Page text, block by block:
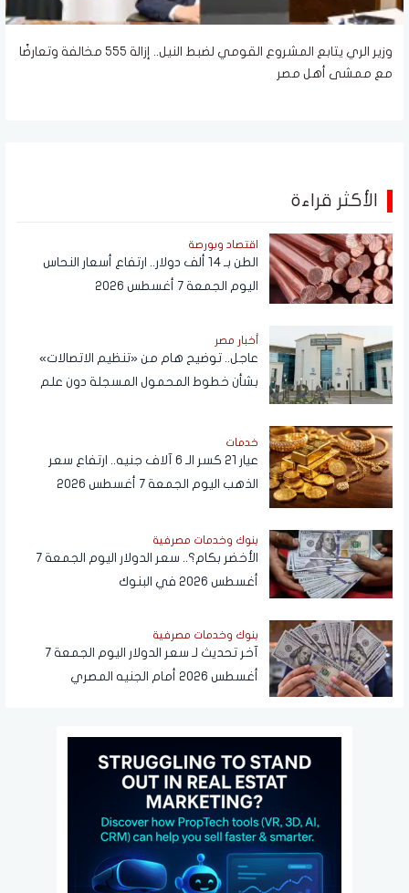
وزير الري يتابع المشروع القومي لضبط النيل.. إزالة 555 مخالفة وتعارضًا
مع ممشى أهل مصر
الأكثر قراءة
اقتصاد وبورصة
الطن بـ 14 ألف دولار.. ارتفاع أسعار النحاس
اليوم الجمعة 7 أغسطس 2026
أخبار مصر
عاجل.. توضيح هام من «تنظيم الاتصالات»
بشأن خطوط المحمول المسجلة دون علم
خدمات
عيار 21 كسر الـ 6 آلاف جنيه.. ارتفاع سعر
الذهب اليوم الجمعة 7 أغسطس 2026
بنوك وخدمات مصرفية
الأخضر بكام؟.. سعر الدولار اليوم الجمعة 7
أغسطس 2026 في البنوك
بنوك وخدمات مصرفية
آخر تحديث لـ سعر الدولار اليوم الجمعة 7
أغسطس 2026 أمام الجنيه المصري